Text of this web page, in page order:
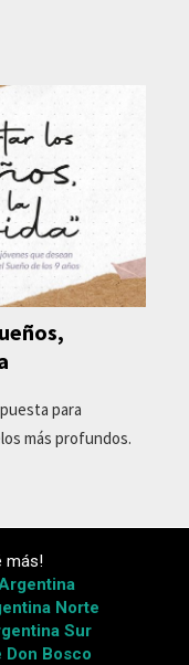
para
más profundos.
más!
Norte
Sur
Don Bosco